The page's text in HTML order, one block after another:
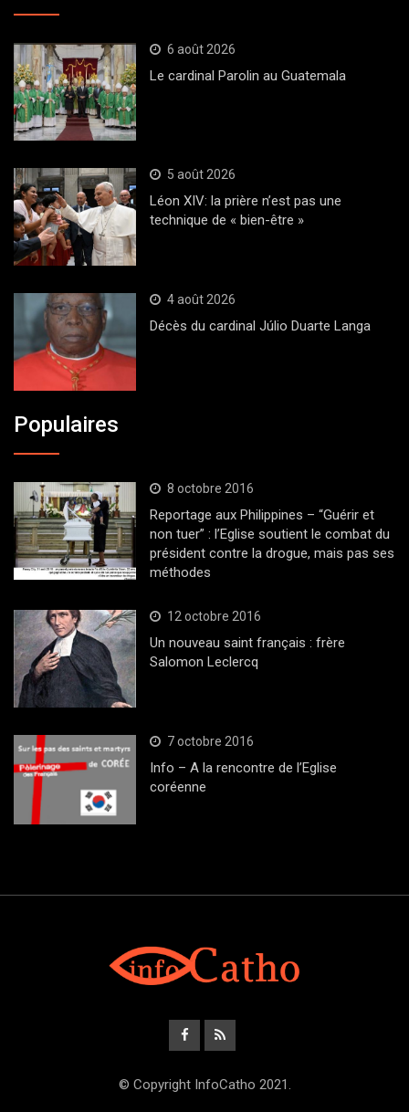
6 août 2026
Le cardinal Parolin au Guatemala
5 août 2026
Léon XIV: la prière n’est pas une
technique de « bien-être »
4 août 2026
Décès du cardinal Júlio Duarte Langa
Populaires
8 octobre 2016
Reportage aux Philippines – “Guérir et
non tuer” : l’Eglise soutient le combat du
président contre la drogue, mais pas ses
méthodes
12 octobre 2016
Un nouveau saint français : frère
Salomon Leclercq
7 octobre 2016
Info – A la rencontre de l’Eglise
coréenne
© Copyright InfoCatho 2021.